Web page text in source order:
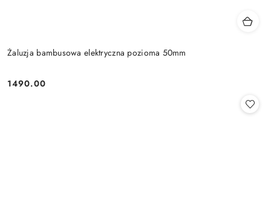
Żaluzja bambusowa elektryczna pozioma 50mm
Cena:
1490.00